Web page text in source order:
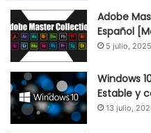
Adobe
Español
5 julio, 2025
Windows
Estable y
13 julio,